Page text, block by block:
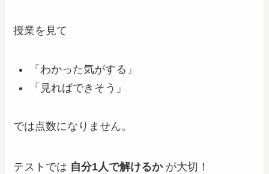
授業を見て
「わかった気がする」
「見ればできそう」
では点数になりません。
テストでは 自分1人で解けるかが大切！